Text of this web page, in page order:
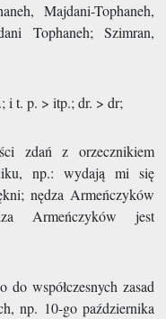
Majdani-Tophaneh,
Tophaneh; Szimran,
i t. p. > itp.; dr. > dr;
zdań z orzecznikiem
np.: wydają mi się
nędza Armeńczyków
Armeńczyków jest
współczesnych zasad
np. 10-go października